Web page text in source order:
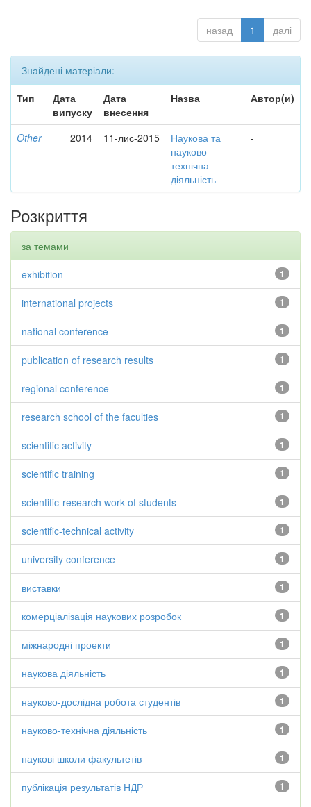
назад 1 далі
Знайдені матеріали:
Тип
Дата
випуску
Дата
внесення
Назва Автор(и)
Other 2014 11-лис-2015
Наукова та
науково-
технічна
діяльність
-
Розкриття
за темами
1
exhibition
1
international projects
1
national conference
1
publication of research results
1
regional conference
1
research school of the faculties
1
scientific activity
1
scientific training
1
scientific-research work of students
1
scientific-technical activity
1
university conference
1
виставки
1
комерціалізація наукових розробок
1
міжнародні проекти
1
наукова діяльність
1
науково-дослідна робота студентів
1
науково-технічна діяльність
1
наукові школи факультетів
1
публікація результатів НДР